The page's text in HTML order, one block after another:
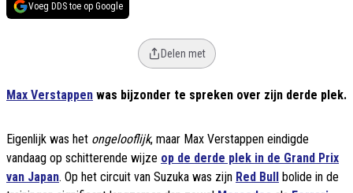
Voeg DDS toe op Google
Delen met
Max Verstappen was bijzonder te spreken over zijn derde plek.
Eigenlijk was het ongelooflijk, maar Max Verstappen eindigde
vandaag op schitterende wijze op de derde plek in de Grand Prix
van Japan. Op het circuit van Suzuka was zijn Red Bull
bolide in de